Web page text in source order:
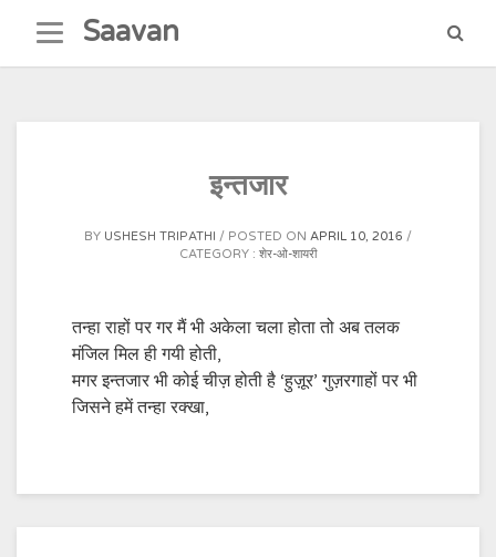
content
Saavan
इन्तजार
BY USHESH TRIPATHI POSTED ON APRIL 10, 2016
CATEGORY : शेर-ओ-शायरी
तन्हा राहों पर गर मैं भी अकेला चला होता तो अब तलक
मंजिल मिल ही गयी होती,
मगर इन्तजार भी कोई चीज़ होती है ‘हुज़ूर’ गुज़रगाहों पर भी
जिसने हमें तन्हा रक्खा,